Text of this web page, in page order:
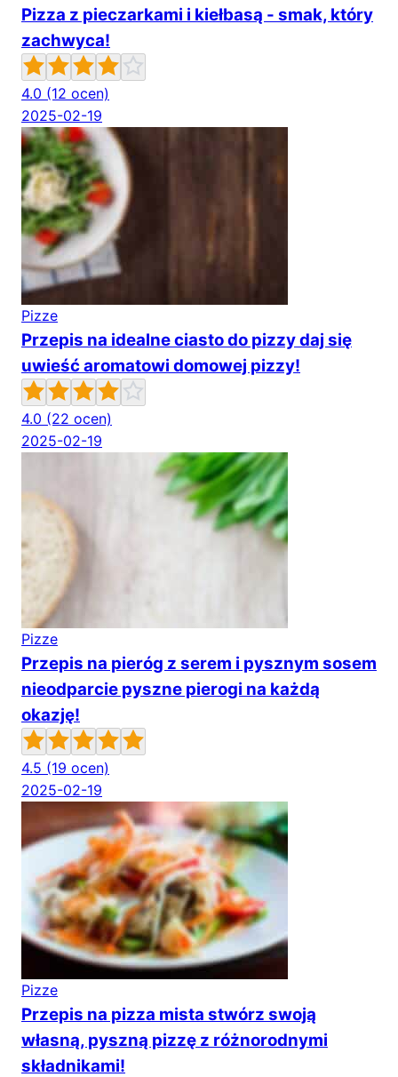
Pizza z pieczarkami i kiełbasą - smak, który
zachwyca!
4.0 (12 ocen)
2025-02-19
Pizze
Przepis na idealne ciasto do pizzy daj się
uwieść aromatowi domowej pizzy!
4.0 (22 ocen)
2025-02-19
Pizze
Przepis na pieróg z serem i pysznym sosem
nieodparcie pyszne pierogi na każdą
okazję!
4.5 (19 ocen)
2025-02-19
Pizze
Przepis na pizza mista stwórz swoją
własną, pyszną pizzę z różnorodnymi
składnikami!